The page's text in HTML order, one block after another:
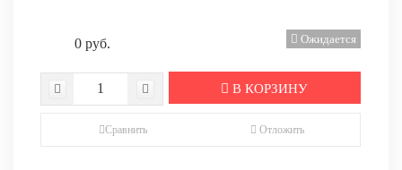
0 руб. Ожидается
В КОРЗИНУ
Сравнить Отложить